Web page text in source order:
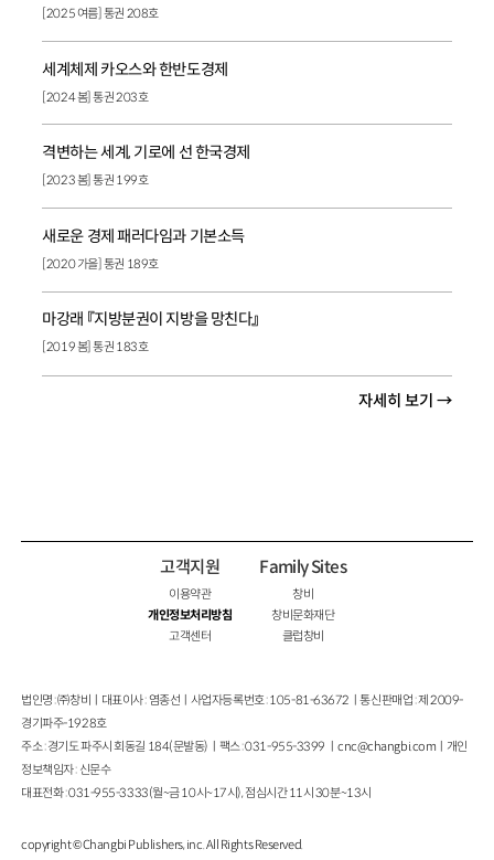
[2025 여름] 통권 208호
세계체제 카오스와 한반도경제
[2024 봄] 통권 203호
격변하는 세계, 기로에 선 한국경제
[2023 봄] 통권 199호
새로운 경제 패러다임과 기본소득
[2020 가을] 통권 189호
마강래 『지방분권이 지방을 망친다』
[2019 봄] 통권 183호
자세히 보기 →
고객지원
이용약관
개인정보처리방침
고객센터
Family Sites
창비
창비문화재단
클럽창비
법인명 : ㈜창비ㅣ대표이사 : 염종선ㅣ사업자등록번호 : 105-81-63672ㅣ통신판매업 : 제 2009-
경기파주-1928호
주소 : 경기도 파주시 회동길 184(문발동)ㅣ팩스 : 031-955-3399 ㅣcnc@changbi.com ㅣ개인
정보책임자 : 신문수
대표전화 : 031-955-3333(월~금 10시~17시), 점심시간 11시 30분~13시
copyright © Changbi Publishers, inc. All Rights Reserved.